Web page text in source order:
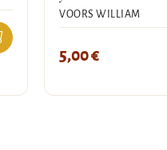
VOORS WILLIAM
5,00€